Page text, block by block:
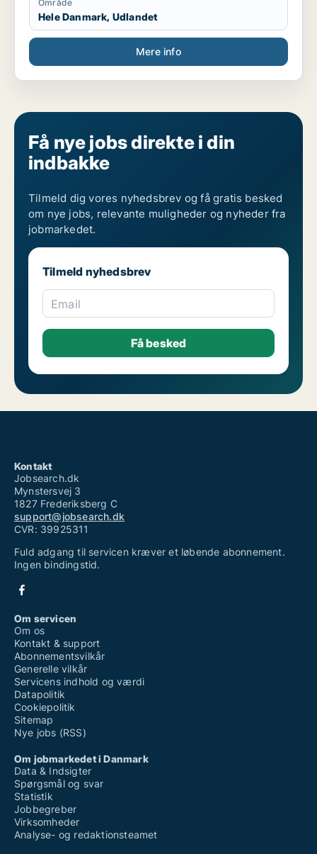
(amarante, crin-crin, gombo, tomate et aubergine).
- Suivi technique et sanitaire de poules pondeuses
(Isa Brown, Bleu Hollandais et Goliath).
Maraîcher
- Production de compost organique.
- Production et entretien de cultures maraîchères.
- Suivi des parcelles agricoles.
JEVEV ONG – Bénin
- Production de légumes.
- Mise en œuvre de bonnes pratiques agricoles.
- Gestio...
Område
Hele Danmark, Udlandet
Mere info
Få nye jobs direkte i din
indbakke
Tilmeld dig vores nyhedsbrev og få gratis besked
om nye jobs, relevante muligheder og nyheder fra
jobmarkedet.
Tilmeld nyhedsbrev
Email
Kontakt
Jobsearch.dk
Mynstersvej 3
1827 Frederiksberg C
support@jobsearch.dk
CVR: 39925311
Fuld adgang til servicen kræver et løbende abonnement.
Ingen bindingstid.
Om servicen
Om os
Kontakt & support
Abonnementsvilkår
Generelle vilkår
Servicens indhold og værdi
Datapolitik
Cookiepolitik
Sitemap
Nye jobs (RSS)
Om jobmarkedet i Danmark
Data & Indsigter
Spørgsmål og svar
Statistik
Jobbegreber
Virksomheder
Analyse- og redaktionsteamet